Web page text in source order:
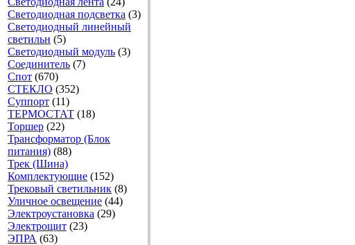
Светодиодная подсветка (3)
Светодиодный линейный
светильн (5)
Светодиодный модуль (3)
Соединитель (7)
Спот (670)
СТЕКЛО (352)
Суппорт (11)
ТЕРМОСТАТ (18)
Торшер (22)
Трансформатор (Блок
питания) (88)
Трек (Шина)
Комплектующие (152)
Трековый светильник (8)
Уличное освещение (44)
Электроустановка (29)
Электрощит (23)
ЭПРА (63)